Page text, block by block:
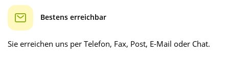
Bestens erreichbar
Sie erreichen uns per Telefon, Fax, Post, E-Mail oder Chat.